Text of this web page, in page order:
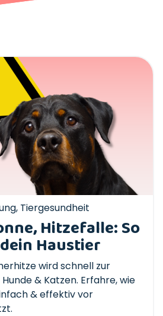
, Tiergesundheit
Hitzefalle: So
Haustier
wird schnell zur
& Katzen. Erfahre, wie
& effektiv vor